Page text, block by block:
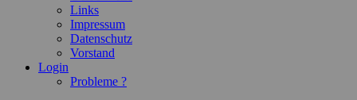
Links
Impressum
Datenschutz
Vorstand
Login
Probleme ?